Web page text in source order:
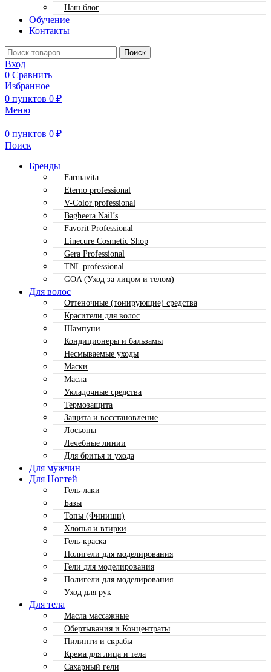
Наш блог
Обучение
Контакты
Поиск
Вход
0 Сравнить
Избранное
0 пунктов 0 ₽
Меню
0 пунктов 0 ₽
Поиск
Бренды
Farmavita
Eterno professional
V-Color professional
Bagheera Nail’s
Favorit Professional
Linecure Cosmetic Shop
Gera Professional
TNL professional
GOA (Уход за лицом и телом)
Для волос
Оттеночные (тонирующие) средства
Красители для волос
Шампуни
Кондиционеры и бальзамы
Несмываемые уходы
Маски
Масла
Укладочные средства
Термозащита
Защита и восстановление
Лосьоны
Лечебные линии
Для бритья и ухода
Для мужчин
Для Ногтей
Гель-лаки
Базы
Топы (Финиши)
Хлопья и втирки
Гель-краска
Полигели для моделирования
Гели для моделирования
Полигели для моделирования
Уход для рук
Для тела
Масла массажные
Обертывания и Концентраты
Пилинги и скрабы
Крема для лица и тела
Сахарный гели